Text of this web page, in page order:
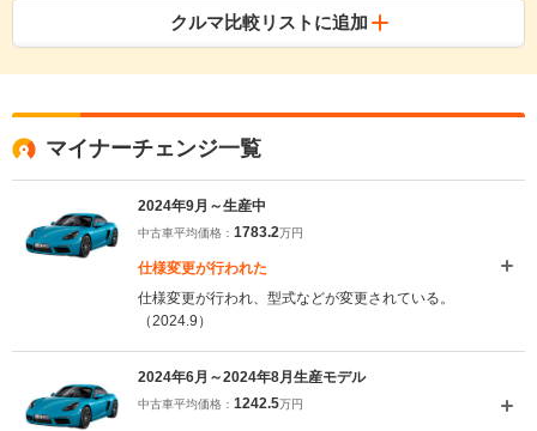
クルマ比較リストに追加
マイナーチェンジ一覧
2024年9月～生産中
中古車平均価格： 1783.2万円
仕様変更が行われた
仕様変更が行われ、型式などが変更されている。
（2024.9）
2024年6月～2024年8月生産モデル
中古車平均価格： 1242.5万円